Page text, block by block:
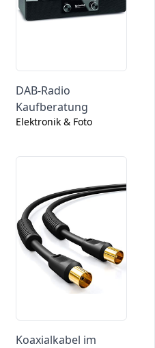
DAB-Radio
Kaufberatung
Elektronik & Foto
Koaxialkabel im